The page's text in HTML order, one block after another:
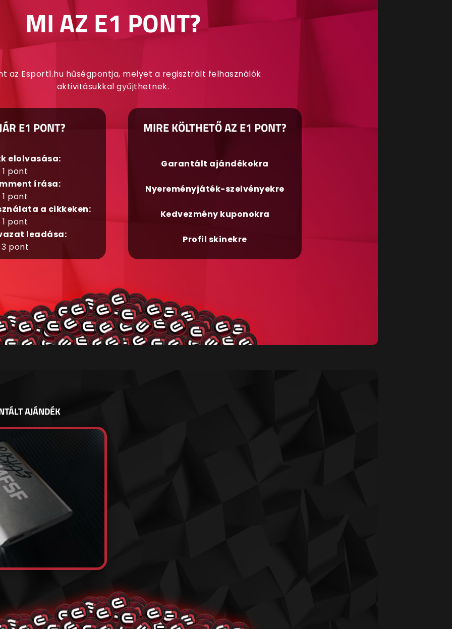
MI AZ E1 PONT?
az Esport1.hu hűségpontja, melyet a regisztrált felhasználók
aktivitásukkal gyűjthetnek.
E1 PONT?
elolvasása:
1 pont
írása:
1 pont
a cikkeken:
1 pont
leadása:
3 pont
MIRE KÖLTHETŐ AZ E1 PONT?
Garantált ajándékokra
Nyereményjáték-szelvényekre
Kedvezmény kuponokra
Profil skinekre
AJÁNDÉK